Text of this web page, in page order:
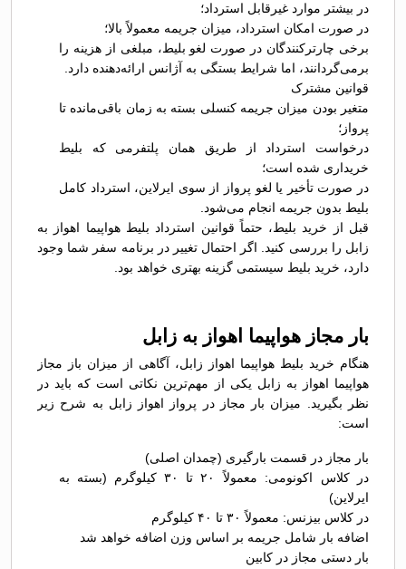
در بیشتر موارد غیرقابل استرداد؛
در صورت امکان استرداد، میزان جریمه معمولاً بالا؛
برخی چارترکنندگان در صورت لغو بلیط، مبلغی از هزینه را
برمی‌گردانند، اما شرایط بستگی به آژانس ارائه‌دهنده دارد.
قوانین مشترک
متغیر بودن میزان جریمه کنسلی بسته به زمان باقی‌مانده تا
پرواز؛
درخواست استرداد از طریق همان پلتفرمی که بلیط
خریداری شده است؛
در صورت تأخیر یا لغو پرواز از سوی ایرلاین، استرداد کامل
بلیط بدون جریمه انجام می‌شود.
قبل از خرید بلیط، حتماً قوانین استرداد بلیط هواپیما اهواز به
زابل را بررسی کنید. اگر احتمال تغییر در برنامه سفر شما وجود
دارد، خرید بلیط سیستمی گزینه بهتری خواهد بود.
بار مجاز هواپیما اهواز به زابل
هنگام خرید بلیط هواپیما اهواز زابل، آگاهی از میزان باز مجاز
هواپیما اهواز به زابل یکی از مهم‌ترین نکاتی است که باید در
نظر بگیرید. میزان بار مجاز در پرواز اهواز زابل به شرح زیر
است:
بار مجاز در قسمت بارگیری (چمدان اصلی)
در کلاس اکونومی: معمولاً ۲۰ تا ۳۰ کیلوگرم (بسته به
ایرلاین)
در کلاس بیزنس: معمولاً ۳۰ تا ۴۰ کیلوگرم
اضافه بار شامل جریمه بر اساس وزن اضافه خواهد شد
بار دستی مجاز در کابین